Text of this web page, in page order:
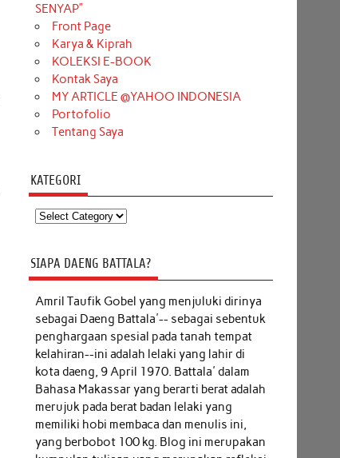
SENYAP”
Front Page
Karya & Kiprah
KOLEKSI E-BOOK
Kontak Saya
MY ARTICLE @YAHOO INDONESIA
Portofolio
Tentang Saya
KATEGORI
Kategori
SIAPA DAENG BATTALA?
Amril Taufik Gobel yang menjuluki dirinya
sebagai Daeng Battala'-- sebagai sebentuk
penghargaan spesial pada tanah tempat
kelahiran--ini adalah lelaki yang lahir di
kota daeng, 9 April 1970. Battala' dalam
Bahasa Makassar yang berarti berat adalah
merujuk pada berat badan lelaki yang
memiliki hobi membaca dan menulis ini,
yang berbobot 100 kg. Blog ini merupakan